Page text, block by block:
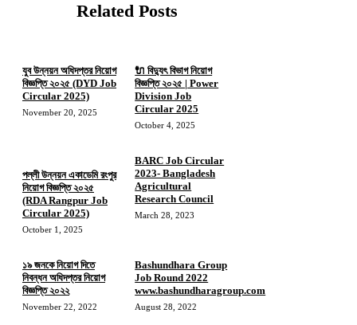
Related Posts
যুব উন্নয়ন অধিদপ্তর নিয়োগ
বিজ্ঞপ্তি ২০২৫ (DYD Job
Circular 2025)
November 20, 2025
🔌 বিদ্যুৎ বিভাগ নিয়োগ
বিজ্ঞপ্তি ২০২৫ | Power
Division Job
Circular 2025
October 4, 2025
পল্লী উন্নয়ন একাডেমি রংপুর
নিয়োগ বিজ্ঞপ্তি ২০২৫
(RDA Rangpur Job
Circular 2025)
October 1, 2025
BARC Job Circular
2023- Bangladesh
Agricultural
Research Council
March 28, 2023
১৯ জনকে নিয়োগ দিতে
নিবন্ধন অধিদপ্তর নিয়োগ
বিজ্ঞপ্তি ২০২২
November 22, 2022
Bashundhara Group
Job Round 2022
www.bashundharagroup.com
August 28, 2022